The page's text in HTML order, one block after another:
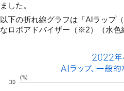
ました。
以下の折れ線グラフは「AIラップ
なロボアドバイザー（※2）（水色